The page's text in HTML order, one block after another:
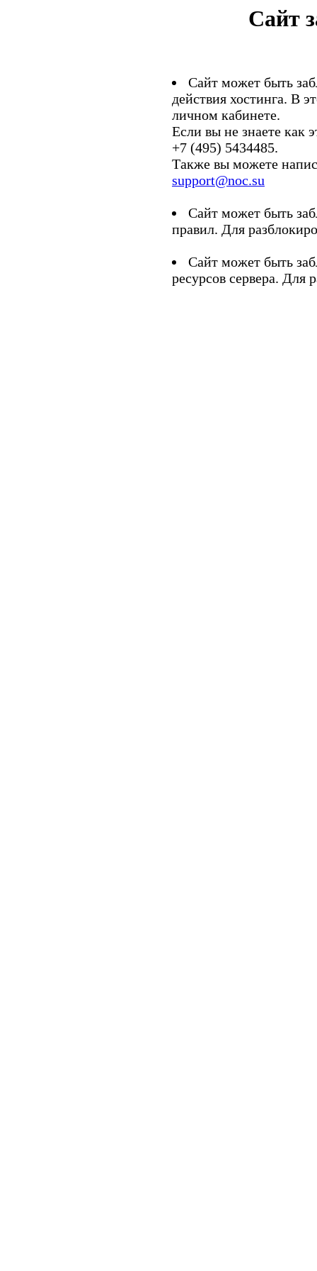
Сайт
Сайт может быть
действия хостинга. В
личном кабинете.
Если вы не знаете как
+7 (495) 5434485.
Также вы можете
support@noc.su
Сайт может быть
правил. Для
Сайт может быть
ресурсов сервера. Для